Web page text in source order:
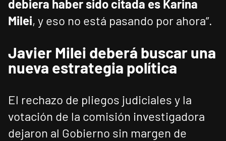
debiera haber sido citada es Karina
Milei, y eso no está pasando por ahora”.
Javier Milei deberá buscar una
nueva estrategia política
El rechazo de pliegos judiciales y la
votación de la comisión investigadora
dejaron al Gobierno sin margen de